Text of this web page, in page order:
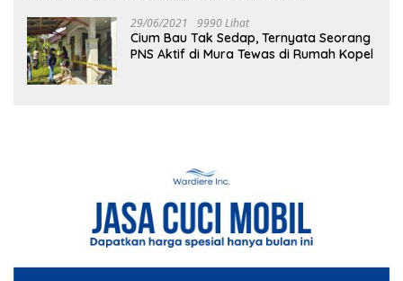
29/06/2021 9990 Lihat
Cium Bau Tak Sedap, Ternyata Seorang
PNS Aktif di Mura Tewas di Rumah Kopel